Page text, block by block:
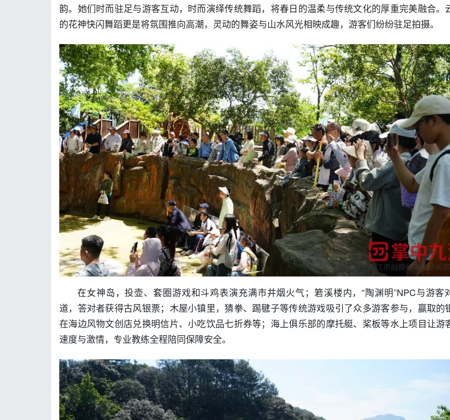
韵。她们时而驻足与游客互动，时而演绎传统舞蹈，将春日的温柔与传统文化的厚重完美融合。
的花神快闪舞蹈更是将氛围推向高潮，灵动的舞姿与山水风光相映成趣，游客们纷纷驻足拍摄。
在女神岛，投壶、套圈游戏和斗鸡表演充满市井烟火气；箬溪楼内，“陶渊明”NPC与游客
道，答对者获得古风银票；木屋小镇里，猜拳、踢毽子等传统游戏吸引了众多游客参与，赢取的
在海边风物文创店兑换明信片、小吃饮品七折券等；海上俱乐部的摩托艇、桨板等水上项目让游
速度与激情，专业教练全程陪同保障安全。